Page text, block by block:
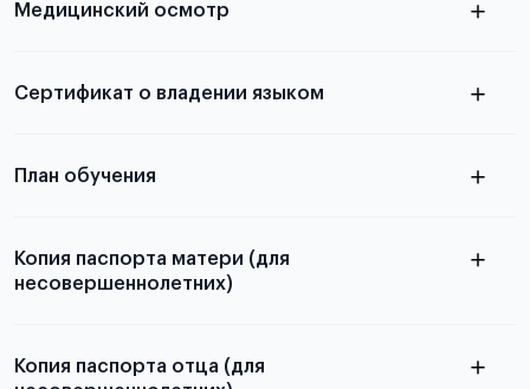
принимаются
Медицинский осмотр
Для примеров заполнения и пустых
Сертификат о владении языком
План обучения
Копия паспорта матери (для
несовершеннолетних)
Копия паспорта отца (для